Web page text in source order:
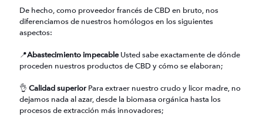
De hecho, como proveedor francés de CBD en bruto, nos
diferenciamos de nuestros homólogos en los siguientes
aspectos:
📍Abastecimiento impecableUsted sabe exactamente de dónde
proceden nuestros productos de CBD y cómo se elaboran;
👌 Calidad superiorPara extraer nuestro crudo y licor madre, no
dejamos nada al azar, desde la biomasa orgánica hasta los
procesos de extracción más innovadores;